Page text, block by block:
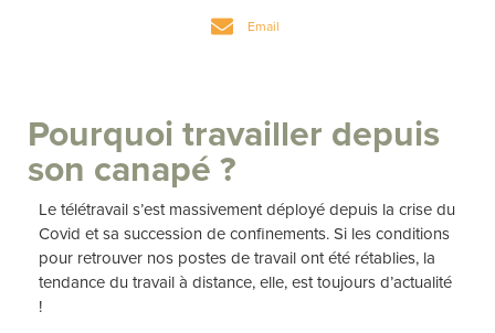
Email
Pourquoi travailler depuis
son canapé ?
Le télétravail s’est massivement déployé depuis la crise du
Covid et sa succession de confinements. Si les conditions
pour retrouver nos postes de travail ont été rétablies, la
tendance du travail à distance, elle, est toujours d’actualité
!